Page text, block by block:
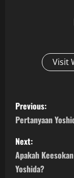
Visit
P
o
s
t
Previous:
Pertanyaan
Next:
Apakah
Yoshida?